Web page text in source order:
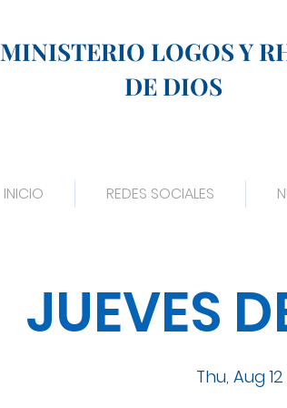
MINISTERIO LOGOS Y
DE DIOS
INICIO REDES SOCIALES
JUEVES
Thu, Aug 12